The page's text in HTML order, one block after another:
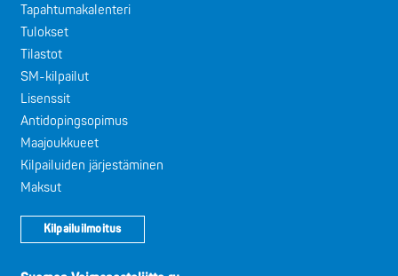
Tapahtumakalenteri
Tulokset
Tilastot
SM-kilpailut
Lisenssit
Antidopingsopimus
Maajoukkueet
Kilpailuiden järjestäminen
Maksut
Kilpailuilmoitus